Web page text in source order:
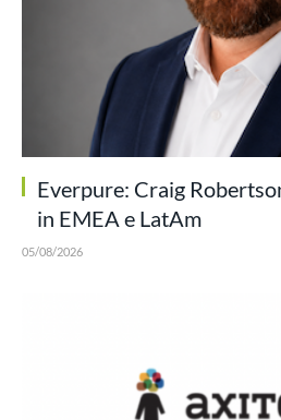
Everpure: Craig
in EMEA e LatAm
05/08/2026